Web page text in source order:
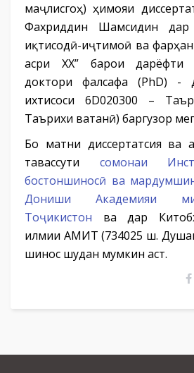
маҷлисгоҳ) ҳимояи
Фахриддин Шамсидин дар
иқтисодӣ-иҷтимоӣ ва
асри XX” барои дарёфти
доктори фалсафа (PhD) -
ихтисоси 6D020300 –
Таърихи ватанӣ) баргузор
Бо матни диссертатсия ва
тавассути сомонаи
бостоншиносӣ ва
Дониши Академияи
Тоҷикистон ва дар
илмии АМИТ (734025 ш.
шинос шудан мумкин аст.